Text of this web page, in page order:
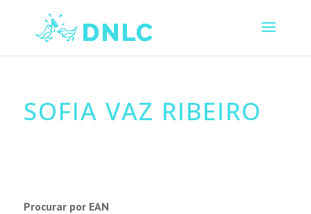
SOFIA VAZ RIBEIRO
Procurar por EAN